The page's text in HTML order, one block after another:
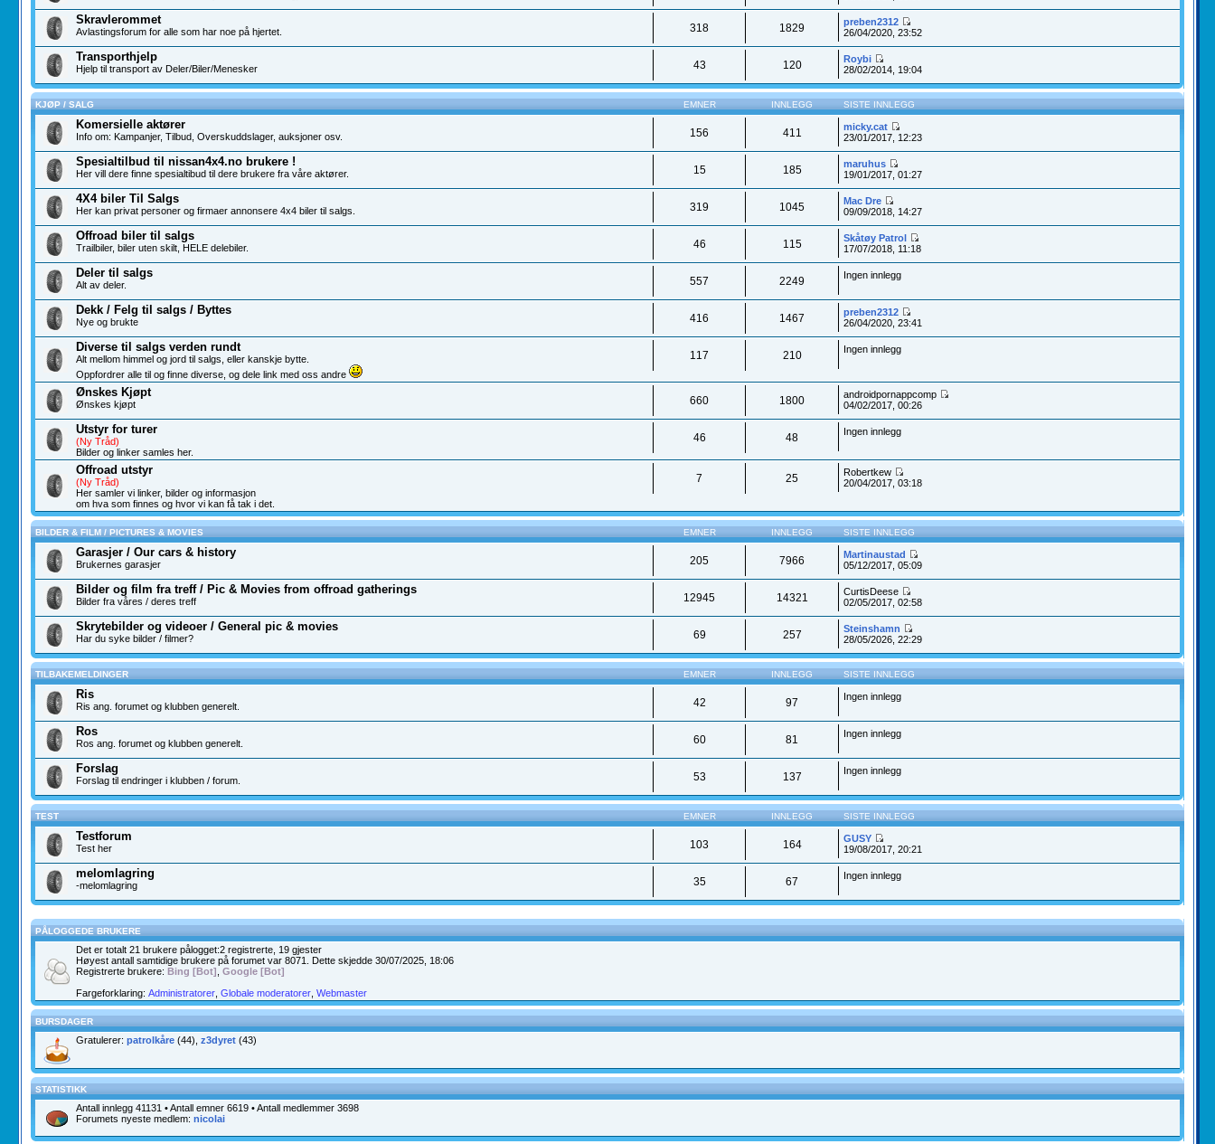
Skravlerommet
Avlastingsforum for alle som har noe på hjertet. 318 1829
preben2312
26/04/2020, 23:52
Transporthjelp
Hjelp til transport av Deler/Biler/Menesker 43 120
Roybi
28/02/2014, 19:04
KJØP / SALG EMNER INNLEGG SISTE INNLEGG
Komersielle aktører
Info om: Kampanjer, Tilbud, Overskuddslager, auksjoner osv. 156 411
micky.cat
23/01/2017, 12:23
Spesialtilbud til nissan4x4.no brukere !
Her vill dere finne spesialtibud til dere brukere fra våre aktører. 15 185
maruhus
19/01/2017, 01:27
4X4 biler Til Salgs
Her kan privat personer og firmaer annonsere 4x4 biler til salgs. 319 1045
Mac Dre
09/09/2018, 14:27
Offroad biler til salgs
Trailbiler, biler uten skilt, HELE delebiler. 46 115
Skåtøy Patrol
17/07/2018, 11:18
Deler til salgs
Alt av deler. 557 2249 Ingen innlegg
Dekk / Felg til salgs / Byttes
Nye og brukte 416 1467
preben2312
26/04/2020, 23:41
Diverse til salgs verden rundt
Alt mellom himmel og jord til salgs, eller kanskje bytte.
Oppfordrer alle til og finne diverse, og dele link med oss andre
117 210 Ingen innlegg
Ønskes Kjøpt
Ønskes kjøpt 660 1800
androidpornappcomp
04/02/2017, 00:26
Utstyr for turer
(Ny Tråd)
Bilder og linker samles her.
46 48 Ingen innlegg
Offroad utstyr
(Ny Tråd)
Her samler vi linker, bilder og informasjon
om hva som finnes og hvor vi kan få tak i det.
7 25
Robertkew
20/04/2017, 03:18
BILDER & FILM / PICTURES & MOVIES EMNER INNLEGG SISTE INNLEGG
Garasjer / Our cars & history
Brukernes garasjer 205 7966
Martinaustad
05/12/2017, 05:09
Bilder og film fra treff / Pic & Movies from offroad gatherings
Bilder fra våres / deres treff 12945 14321
CurtisDeese
02/05/2017, 02:58
Skrytebilder og videoer / General pic & movies
Har du syke bilder / filmer? 69 257
Steinshamn
28/05/2026, 22:29
TILBAKEMELDINGER EMNER INNLEGG SISTE INNLEGG
Ris
Ris ang. forumet og klubben generelt. 42 97 Ingen innlegg
Ros
Ros ang. forumet og klubben generelt. 60 81 Ingen innlegg
Forslag
Forslag til endringer i klubben / forum. 53 137 Ingen innlegg
TEST EMNER INNLEGG SISTE INNLEGG
Testforum
Test her 103 164
GUSY
19/08/2017, 20:21
melomlagring
-melomlagring 35 67 Ingen innlegg
PÅLOGGEDE BRUKERE
Det er totalt 21 brukere pålogget:2 registrerte, 19 gjester
Høyest antall samtidige brukere på forumet var 8071
. Dette skjedde 30/07/2025, 18:06
Registrerte brukere: Bing [Bot] Google [Bot]
Fargeforklaring: Administratorer, Globale moderatorer, Webmaster
BURSDAGER
Gratulerer: patrolkåre(44), z3dyret(43)
STATISTIKK
Antall innlegg 41131 • Antall emner 6619• Antall medlemmer 3698
Forumets nyeste medlem: nicolai